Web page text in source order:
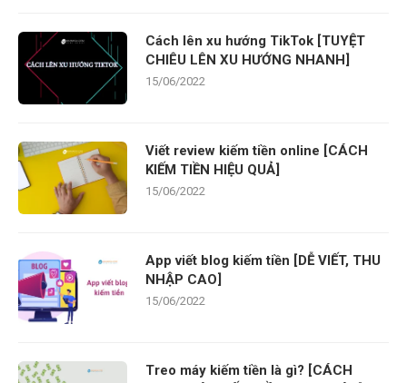
Cách lên xu hướng TikTok [TUYỆT
CHIÊU LÊN XU HƯỚNG NHANH]
15/06/2022
Viết review kiếm tiền online [CÁCH
KIẾM TIỀN HIỆU QUẢ]
15/06/2022
App viết blog kiếm tiền [DỄ VIẾT, THU
NHẬP CAO]
15/06/2022
Treo máy kiếm tiền là gì? [CÁCH